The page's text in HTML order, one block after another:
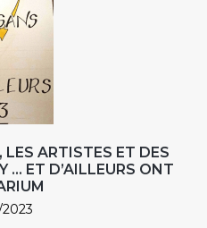
LES ARTISTES ET DES
… ET D’AILLEURS ONT